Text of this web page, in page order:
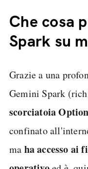
Che cosa
Spark su
Grazie a una
Gemini Spark
scorciatoia
confinato
ma ha accesso ai